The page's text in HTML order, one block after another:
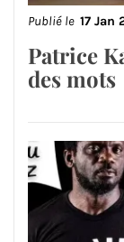
Publié le 17 Jan
Patrice
des mots